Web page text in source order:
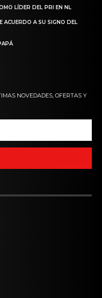
LÍDER DEL PRI EN NL
ACUERDO A SU SIGNO DEL
NOVEDADES, OFERTAS Y